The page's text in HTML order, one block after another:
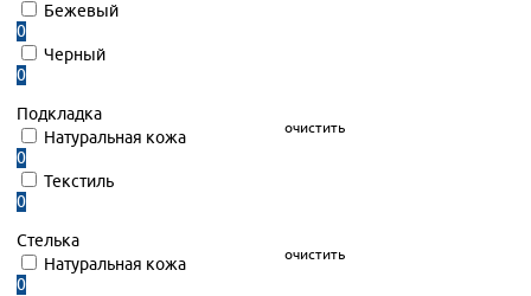
Бежевый
0
Черный
0
очистить
Подкладка
Натуральная кожа
0
Текстиль
0
очистить
Стелька
Натуральная кожа
0